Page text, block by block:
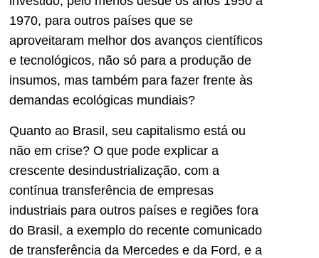
1970, para outros países que se
aproveitaram melhor dos avanços científicos
e tecnológicos, não só para a produção de
insumos, mas também para fazer frente às
demandas ecológicas mundiais?
Quanto ao Brasil, seu capitalismo está ou
não em crise? O que pode explicar a
crescente desindustrialização, com a
contínua transferência de empresas
industriais para outros países e regiões fora
do Brasil, a exemplo do recente comunicado
de transferência da Mercedes e da Ford, e a